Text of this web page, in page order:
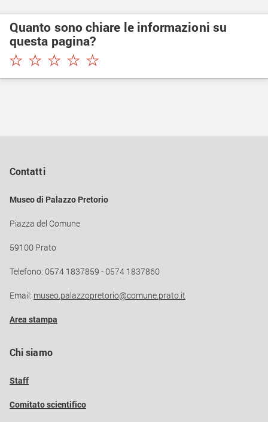
Quanto sono chiare le informazioni su
questa pagina?
★ ★ ★ ★ ★
Contatti
Museo di Palazzo Pretorio
Piazza del Comune
59100 Prato
Telefono: 0574 1837859 - 0574 1837860
Email: museo.palazzopretorio@comune.prato.it
Area stampa
Chi siamo
Staff
Comitato scientifico